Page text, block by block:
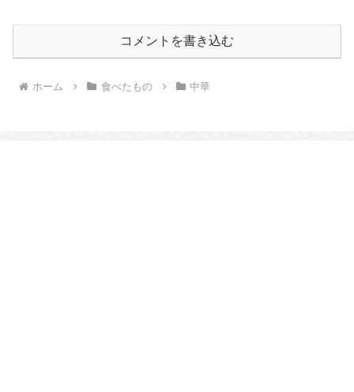
コメントを書き込む
ホーム 食べたもの 中華